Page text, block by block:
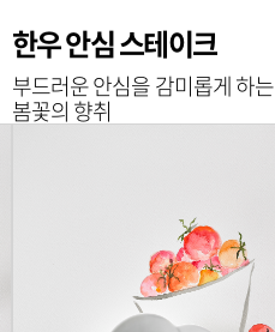
한우 안심 스테이크
부드러운 안심을 감미롭게 하는
봄꽃의 향취